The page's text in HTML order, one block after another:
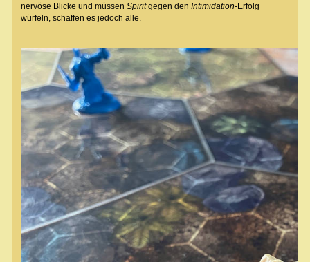
nervöse Blicke und müssen Spiritgegen den Intimidation-Erfolg
würfeln, schaffen es jedoch alle.